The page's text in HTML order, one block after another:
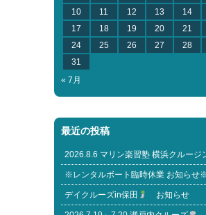
10
11 12 13 14
17
18 19 20 21
24
25 26 27 28
31
« 7月
最近の投稿
2026.8.6 マリン楽習塾 横浜クルージ
※レンタルボート臨時休業 お知らせ
デイクルーズin保田 お知らせ